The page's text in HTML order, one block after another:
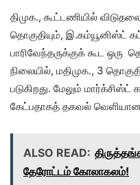
திமுக., கூட்டணியில்
தொகுதியும், இ.கம்யூனிஸ்ட்
பாரிவேந்தருக்குக் கூட ஒரு
நிலையில், மதிமுக., 3
படுகிறது. மேலும்
கேட்பதாகத் தகவல்
ALSO READ:
தேரோட்டம் கோலாகலம்!